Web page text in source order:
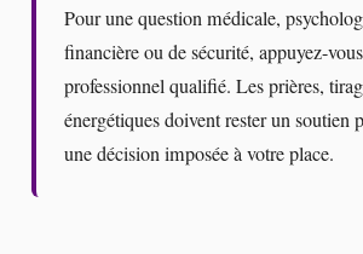
Pour une question médicale,
financière ou de sécurité, appuyez-
professionnel qualifié. Les prières,
énergétiques doivent rester un soutien
une décision imposée à votre place.